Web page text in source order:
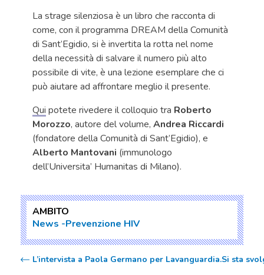
La strage silenziosa è un libro che racconta di
come, con il programma DREAM della Comunità
di Sant’Egidio, si è invertita la rotta nel nome
della necessità di salvare il numero più alto
possibile di vite, è una lezione esemplare che ci
può aiutare ad affrontare meglio il presente.
Qui potete rivedere il colloquio tra Roberto
Morozzo, autore del volume, Andrea Riccardi
(fondatore della Comunità di Sant’Egidio), e
Alberto Mantovani (immunologo
dell’Universita’ Humanitas di Milano).
AMBITO
News Prevenzione HIV
L’intervista a Paola Germano per Lavanguardia.Si sta